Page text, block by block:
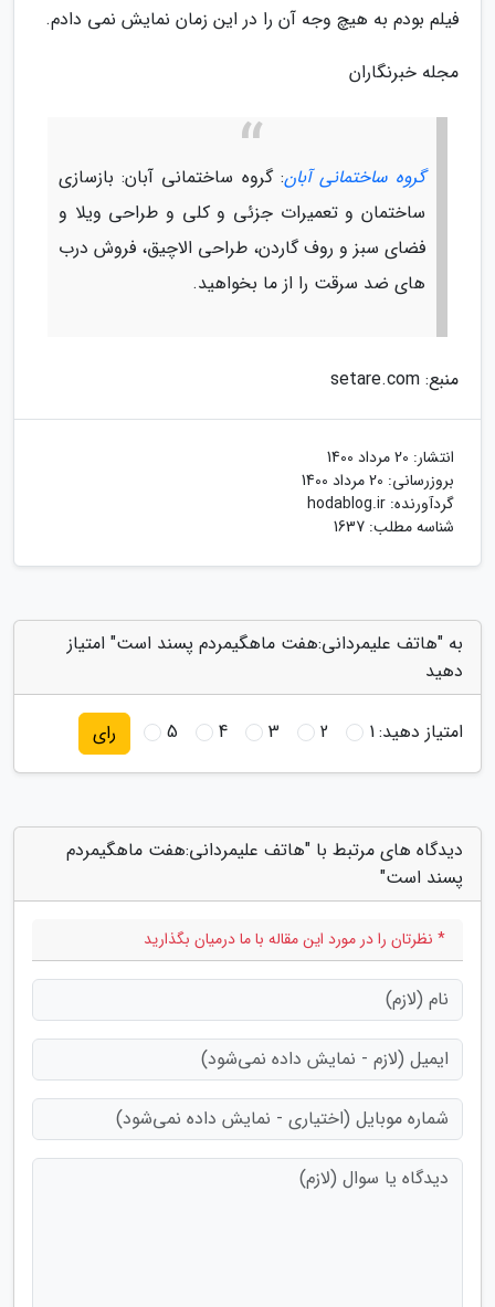
فیلم بودم به هیچ وجه آن را در این زمان نمایش نمی دادم.
مجله خبرنگاران
گروه ساختمانی آبان: گروه ساختمانی آبان: بازسازی
ساختمان و تعمیرات جزئی و کلی و طراحی ویلا و
فضای سبز و روف گاردن، طراحی الاچیق، فروش درب
های ضد سرقت را از ما بخواهید.
منبع: setare.com
انتشار: 20 مرداد 1400
بروزرسانی: 20 مرداد 1400
گردآورنده: hodablog.ir
شناسه مطلب: 1637
به "هاتف علیمردانی:هفت ماهگیمردم پسند است" امتیاز
دهید
امتیاز دهید:1
2
3
4
5 رای
دیدگاه های مرتبط با "هاتف علیمردانی:هفت ماهگیمردم
پسند است"
* نظرتان را در مورد این مقاله با ما درمیان بگذارید